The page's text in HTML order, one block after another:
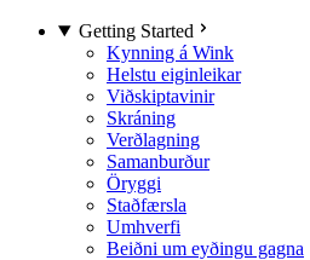
Getting Started
Kynning á Wink
Helstu eiginleikar
Viðskiptavinir
Skráning
Verðlagning
Samanburður
Öryggi
Staðfærsla
Umhverfi
Beiðni um eyðingu gagna